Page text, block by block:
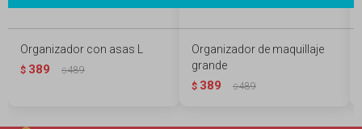
Organizador con asas L
$ 389 $489
Organizador de maquillaje
grande
$ 389 $489